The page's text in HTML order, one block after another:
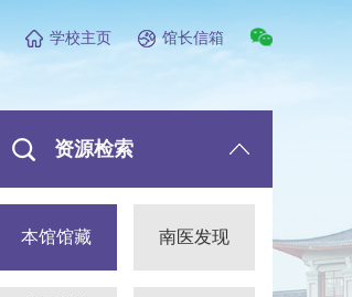
学校主页 馆长信箱
资源检索
本馆馆藏 南医发现